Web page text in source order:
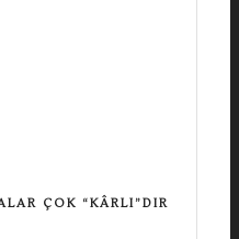
ÇOK “KÂRLI”DIR